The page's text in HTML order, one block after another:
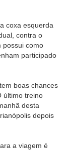
coxa esquerda
contra o
possui como
participado
boas chances
último treino
desta
depois
a viagem é